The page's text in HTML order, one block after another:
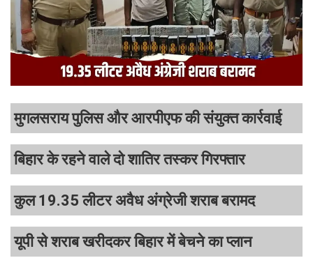
मुगलसराय पुलिस और आरपीएफ की संयुक्त कार्रवाई
बिहार के रहने वाले दो शातिर तस्कर गिरफ्तार
कुल 19.35 लीटर अवैध अंग्रेजी शराब बरामद
यूपी से शराब खरीदकर बिहार में बेचने का प्लान